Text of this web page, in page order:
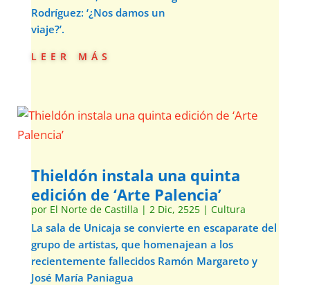
Rodríguez: ‘¿Nos damos un
viaje?’.
leer más
Thieldón instala una quinta
edición de ‘Arte Palencia’
por El Norte de Castilla | 2 Dic, 2525| Cultura
La sala de Unicaja se convierte en escaparate del
grupo de artistas, que homenajean a los
recientemente fallecidos Ramón Margareto y
José María Paniagua